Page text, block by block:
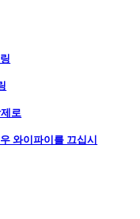
로
와이파이를 끄십시